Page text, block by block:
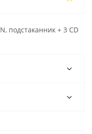
подстаканник + 3 CD